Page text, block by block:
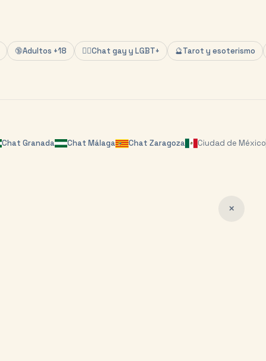
🔞Adultos +18 🏳️‍🌈Chat gay y LGBT+ 🔮Tarot y esoterismo
Chat Granada ChatMálaga Chat Zaragoza Ciudad de México
✕